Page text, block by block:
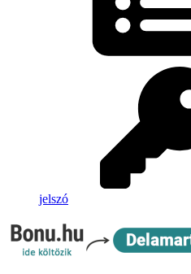
jelszó